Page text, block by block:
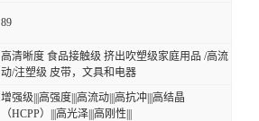
89
高清晰度 食品接触级 挤出吹塑级家庭用品 /高流
动/注塑级 皮带，文具和电器
增强级|||高强度|||高流动|||高抗冲|||高结晶
（HCPP）|||高光泽|||高刚性|||